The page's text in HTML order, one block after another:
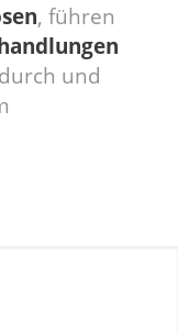
, führen
und